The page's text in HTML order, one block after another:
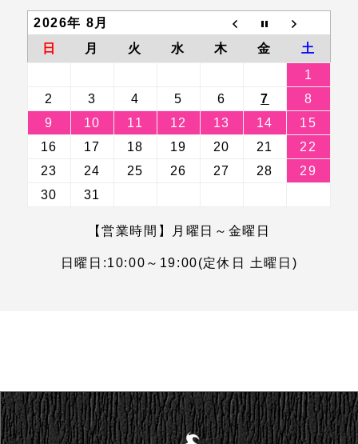
2026年 8月
日
月 火 水 木 金
土
1
2
3 4 5 6 7
8
9
10 11 12 13 14
15
16
17 18 19 20 21
22
23
24 25 26 27 28
29
30
31
【営業時間】月曜日～金曜日
日曜日:10:00～19:00(定休日 土曜日)